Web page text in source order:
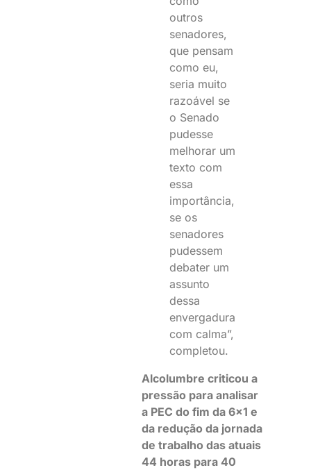
outros
senadores,
que pensam
como eu,
seria muito
razoável se
o Senado
pudesse
melhorar um
texto com
essa
importância,
se os
senadores
pudessem
debater um
assunto
dessa
envergadura
com calma”,
completou.
Alcolumbre criticou a
pressão para analisar
a PEC do fim da 6×1 e
da redução da jornada
de trabalho das atuais
44 horas para 40